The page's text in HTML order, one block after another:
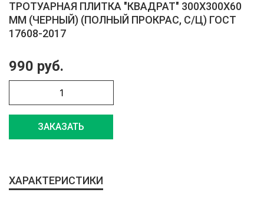
ТРОТУАРНАЯ ПЛИТКА "КВАДРАТ" 300X300X60
ММ (ЧЕРНЫЙ) (ПОЛНЫЙ ПРОКРАС, С/Ц) ГОСТ
17608-2017
990 руб.
ЗАКАЗАТЬ
ХАРАКТЕРИСТИКИ